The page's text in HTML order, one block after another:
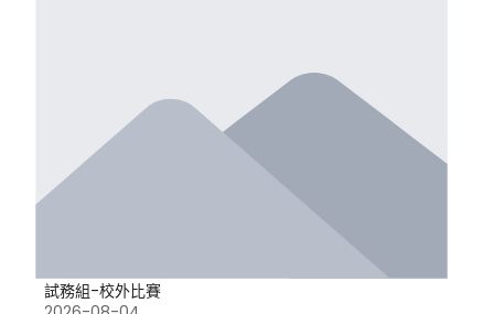
試務組-校外比賽